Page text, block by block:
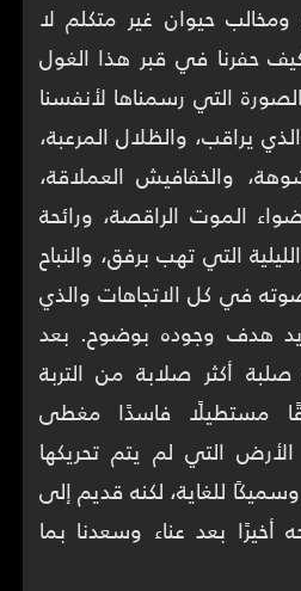
حيوان غير متكلم لا
حفرنا في قبر هذا الغول
الصورة التي رسمناها لأنفسنا
يراقب، والظلال المرعبة،
والخفافيش العملاقة،
الموت الراقصة، ورائحة
التي تهب برفق، والنباح
في كل الاتجاهات والذي
هدف وجوده بوضوح. بعد
أكثر صلابة من التربة
مستطيلًا فاسدًا مغطى
التي لم يتم تحريكها
للغاية، لكنه قديم إلى
أخيرًا بعد عناء وسعدنا بما